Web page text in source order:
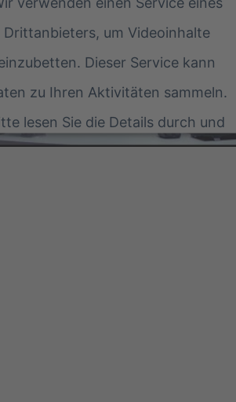
Drittanbieters, um Videoinhalte
Dieser Service kann
zu Ihren Aktivitäten sammeln.
lesen Sie die Details durch und
Sie der Nutzung des Service